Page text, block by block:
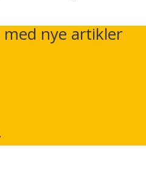
nye artikler